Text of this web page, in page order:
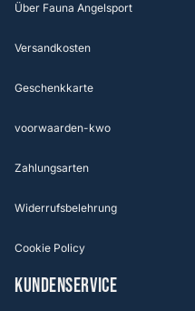
Über Fauna Angelsport
Versandkosten
Geschenkkarte
voorwaarden-kwo
Zahlungsarten
Widerrufsbelehrung
Cookie Policy
KUNDENSERVICE